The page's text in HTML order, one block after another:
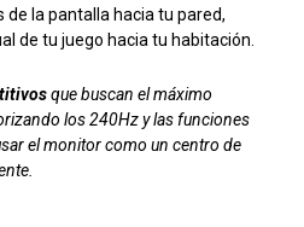
de la pantalla hacia tu pared,
de tu juego hacia tu habitación.
que buscan el máximo
los 240Hz y las funciones
el monitor como un centro de